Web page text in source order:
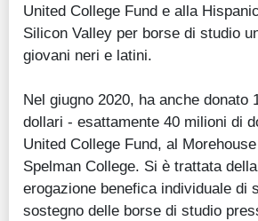
United College Fund e alla
Silicon Valley per borse di studio
giovani neri e latini.
Nel giugno 2020, ha anche donato
dollari - esattamente 40 milioni di
United College Fund, al
Spelman College. Si è trattata
erogazione benefica individuale di
sostegno delle borse di studio